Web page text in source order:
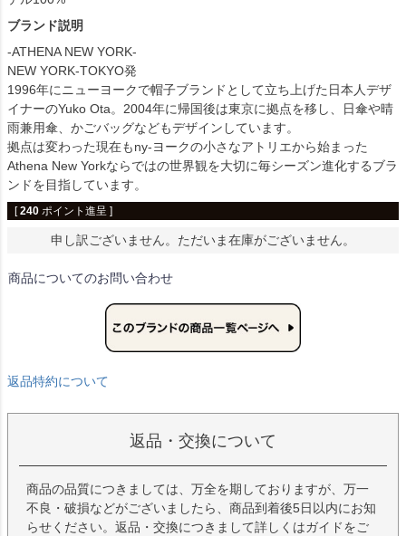
ブランド説明
-ATHENA NEW YORK-
NEW YORK-TOKYO発
1996年にニューヨークで帽子ブランドとして立ち上げた日本人デザ
イナーのYuko Ota。2004年に帰国後は東京に拠点を移し、日傘や晴
雨兼用傘、かごバッグなどもデザインしています。
拠点は変わった現在もny-ヨークの小さなアトリエから始まった
Athena New Yorkならではの世界観を大切に毎シーズン進化するブラ
ンドを目指しています。
[ 240 ポイント進呈 ]
申し訳ございません。ただいま在庫がございません。
商品についてのお問い合わせ
返品特約について
返品・交換について
商品の品質につきましては、万全を期しておりますが、万一
不良・破損などがございましたら、商品到着後5日以内にお知
らせください。返品・交換につきまして詳しくはガイドをご